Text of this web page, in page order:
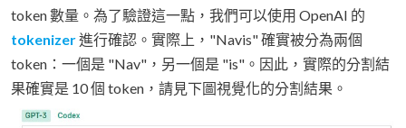
token 數量。為了驗證這一點，我們可以使用 OpenAI 的
tokenizer進行確認。實際上，"Navis" 確實被分為兩個
token：一個是 "Nav"，另一個是 "is"。因此，實際的分割結
果確實是 10 個 token，請見下圖視覺化的分割結果。